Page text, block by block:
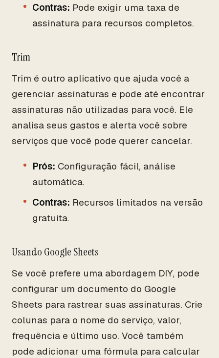
Contras: Pode exigir uma taxa de
assinatura para recursos completos.
Trim
Trim é outro aplicativo que ajuda você a
gerenciar assinaturas e pode até encontrar
assinaturas não utilizadas para você. Ele
analisa seus gastos e alerta você sobre
serviços que você pode querer cancelar.
Prós: Configuração fácil, análise
automática.
Contras: Recursos limitados na versão
gratuita.
Usando Google Sheets
Se você prefere uma abordagem DIY, pode
configurar um documento do Google
Sheets para rastrear suas assinaturas. Crie
colunas para o nome do serviço, valor,
frequência e último uso. Você também
pode adicionar uma fórmula para calcular